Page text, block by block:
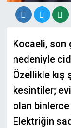
Kocaeli, son
nedeniyle
Özellikle kış
kesintiler;
olan
Elektriğin